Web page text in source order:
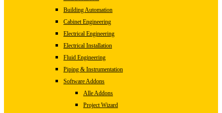
Building Automation
Cabinet Engineering
Electrical Engineering
Electrical Installation
Fluid Engineering
Piping & Instrumentation
Software Addons
Alle Addons
Project Wizard